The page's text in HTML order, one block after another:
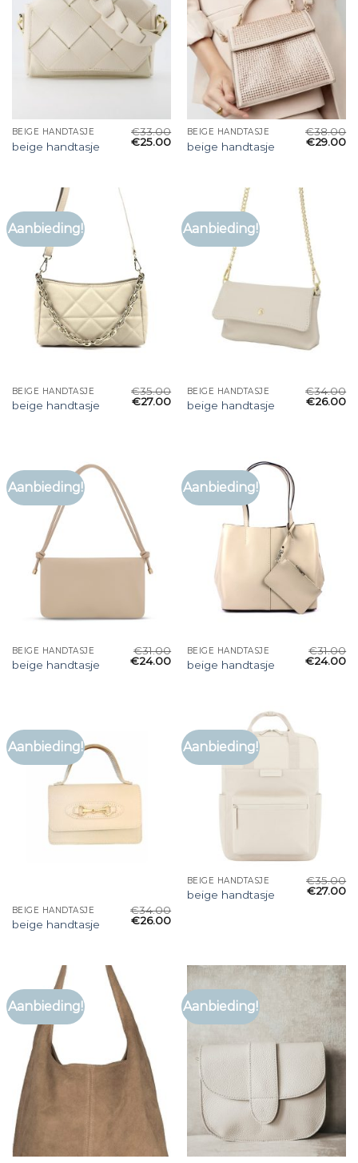
BEIGE HANDTASJE
beige handtasje
€33.00
€25.00
BEIGE HANDTASJE
beige handtasje
€38.00
€29.00
Aanbieding!
BEIGE HANDTASJE
beige handtasje
€35.00
€27.00
Aanbieding!
BEIGE HANDTASJE
beige handtasje
€34.00
€26.00
Aanbieding!
BEIGE HANDTASJE
beige handtasje
€31.00
€24.00
Aanbieding!
BEIGE HANDTASJE
beige handtasje
€31.00
€24.00
Aanbieding!
BEIGE HANDTASJE
beige handtasje
€34.00
€26.00
Aanbieding!
BEIGE HANDTASJE
beige handtasje
€35.00
€27.00
Aanbieding! Aanbieding!